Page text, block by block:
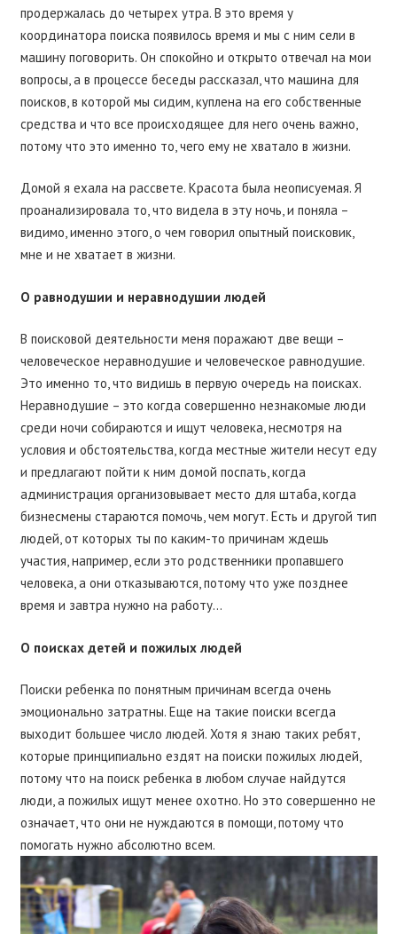
продержалась до четырех утра. В это время у
координатора поиска появилось время и мы с ним сели в
машину поговорить. Он спокойно и открыто отвечал на мои
вопросы, а в процессе беседы рассказал, что машина для
поисков, в которой мы сидим, куплена на его собственные
средства и что все происходящее для него очень важно,
потому что это именно то, чего ему не хватало в жизни.
Домой я ехала на рассвете. Красота была неописуемая. Я
проанализировала то, что видела в эту ночь, и поняла –
видимо, именно этого, о чем говорил опытный поисковик,
мне и не хватает в жизни.
О равнодушии и неравнодушии людей
В поисковой деятельности меня поражают две вещи –
человеческое неравнодушие и человеческое равнодушие.
Это именно то, что видишь в первую очередь на поисках.
Неравнодушие – это когда совершенно незнакомые люди
среди ночи собираются и ищут человека, несмотря на
условия и обстоятельства, когда местные жители несут еду
и предлагают пойти к ним домой поспать, когда
администрация организовывает место для штаба, когда
бизнесмены стараются помочь, чем могут. Есть и другой тип
людей, от которых ты по каким-то причинам ждешь
участия, например, если это родственники пропавшего
человека, а они отказываются, потому что уже позднее
время и завтра нужно на работу…
О поисках детей и пожилых людей
Поиски ребенка по понятным причинам всегда очень
эмоционально затратны. Еще на такие поиски всегда
выходит большее число людей. Хотя я знаю таких ребят,
которые принципиально ездят на поиски пожилых людей,
потому что на поиск ребенка в любом случае найдутся
люди, а пожилых ищут менее охотно. Но это совершенно не
означает, что они не нуждаются в помощи, потому что
помогать нужно абсолютно всем.